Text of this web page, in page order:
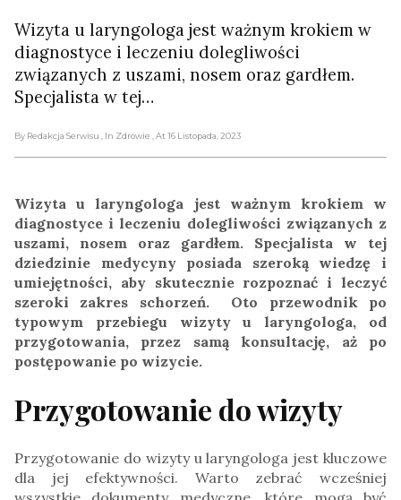
Wizyta u laryngologa jest ważnym krokiem w
diagnostyce i leczeniu dolegliwości
związanych z uszami, nosem oraz gardłem.
Specjalista w tej…
By Redakcja Serwisu , In Zdrowie , At 16 Listopada, 2023
Wizyta u laryngologa jest ważnym krokiem w
diagnostyce i leczeniu dolegliwości związanych z
uszami, nosem oraz gardłem. Specjalista w tej
dziedzinie medycyny posiada szeroką wiedzę i
umiejętności, aby skutecznie rozpoznać i leczyć
szeroki zakres schorzeń. Oto przewodnik po
typowym przebiegu wizyty u laryngologa, od
przygotowania, przez samą konsultację, aż po
postępowanie po wizycie.
Przygotowanie do wizyty
Przygotowanie do wizyty u laryngologa jest kluczowe
dla jej efektywności. Warto zebrać wcześniej